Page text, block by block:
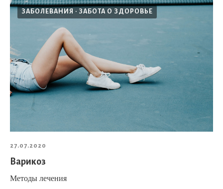
ЗАБОЛЕВАНИЯ ЗАБОТА О ЗДОРОВЬЕ
27.07.2020
Варикоз
Методы лечения